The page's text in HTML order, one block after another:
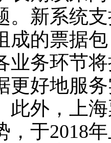
。新系统
成的票据
业务环节
更好地服
此外，上
，于2018